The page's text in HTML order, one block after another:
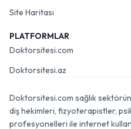
Site Haritası
PLATFORMLAR
Doktorsitesi.com
Doktorsitesi.az
Doktorsitesi.com sağlık
diş hekimleri, fizyoterapistler,
profesyonelleri ile internet